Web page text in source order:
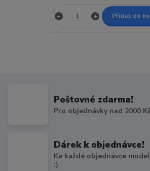
Přidat do
Poštovné zdarma!
Pro objednávky nad 2000
Dárek k objednávce!
Ke každé objednávce
:)